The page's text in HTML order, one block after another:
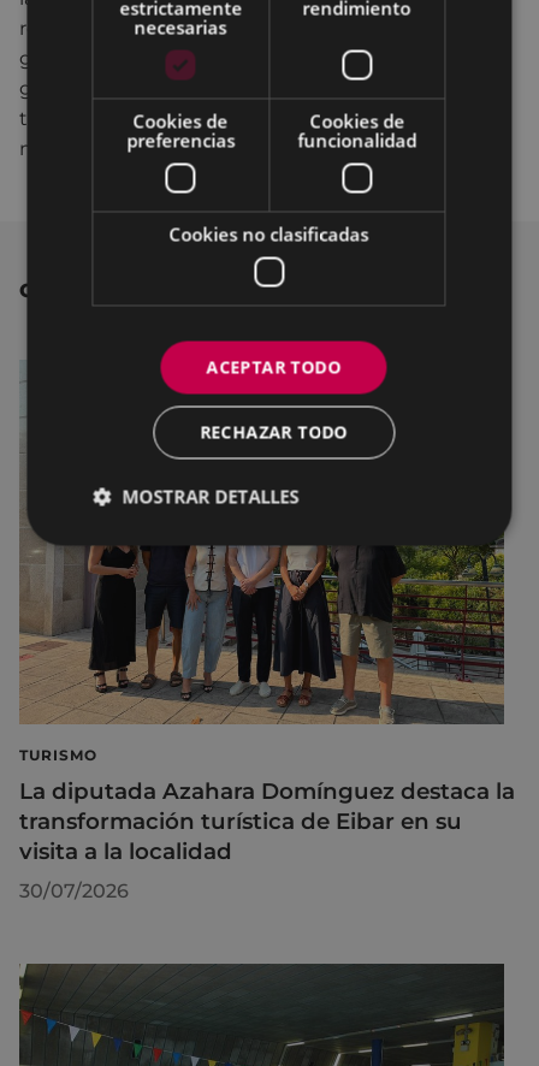
residuos que llegan al mar proviene de la tierra, en
gran medida por una falta de concienciación que
genera un vertido incontrolado de los residuos que
terminan en los ríos, alcanzando finalmente los
mares.
OTRAS NOTICIAS
TURISMO
La diputada Azahara Domínguez destaca la
transformación turística de Eibar en su
visita a la localidad
30/07/2026
estrictamente
necesarias
rendimiento
Cookies de
preferencias
Cookies de
funcionalidad
Cookies no clasificadas
ACEPTAR TODO
RECHAZAR TODO
MOSTRAR DETALLES